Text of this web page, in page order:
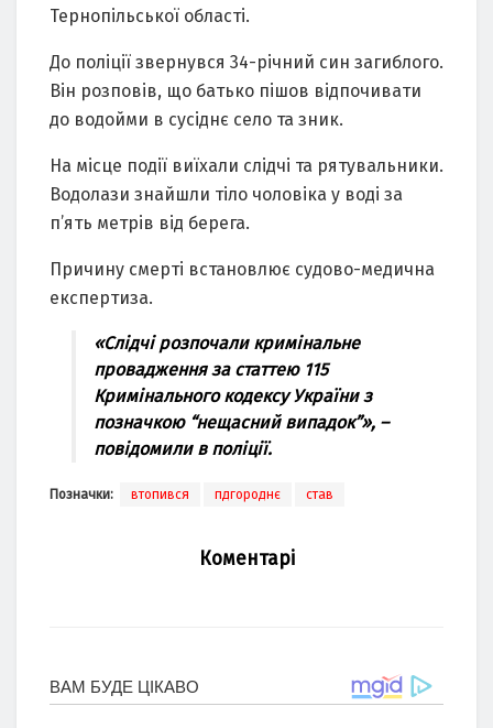
Тернопільської області.
До поліції звернувся 34-річний син загиблого.
Він розповів, що батько пішов відпочивати
до водойми в сусіднє село та зник.
На місце події виїхали слідчі та рятувальники.
Водолази знайшли тіло чоловіка у воді за
п’ять метрів від берега.
Причину смерті встановлює судово-медична
експертиза.
«Слідчі розпочали кримінальне
провадження за статтею 115
Кримінального кодексу України з
позначкою “нещасний випадок”», –
повідомили в поліції.
Позначки: втопився пдгороднє став
Коментарі